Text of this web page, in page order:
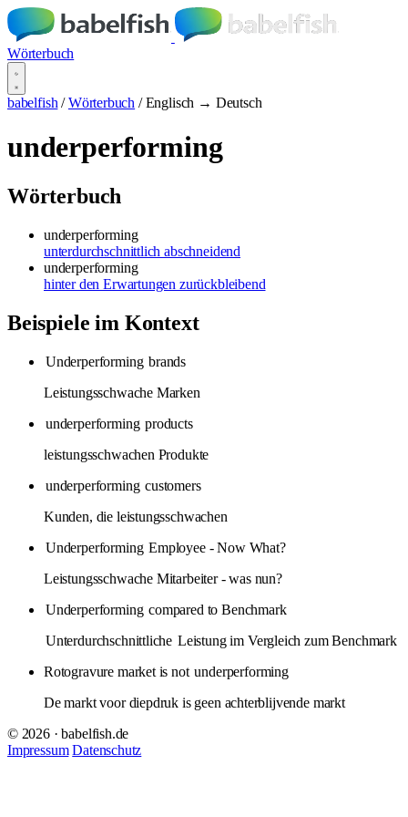
Wörterbuch
babelfish / Wörterbuch / Englisch → Deutsch
underperforming
Wörterbuch
underperforming
unterdurchschnittlich abschneidend
underperforming
hinter den Erwartungen zurückbleibend
Beispiele im Kontext
Underperforming brands
Leistungsschwache Marken
underperforming products
leistungsschwachen Produkte
underperforming customers
Kunden, die leistungsschwachen
Underperforming Employee - Now What?
Leistungsschwache Mitarbeiter - was nun?
Underperforming compared to Benchmark
Unterdurchschnittliche Leistung im Vergleich zum Benchmark
Rotogravure market is not underperforming
De markt voor diepdruk is geen achterblijvende markt
© 2026 · babelfish.de
Impressum Datenschutz